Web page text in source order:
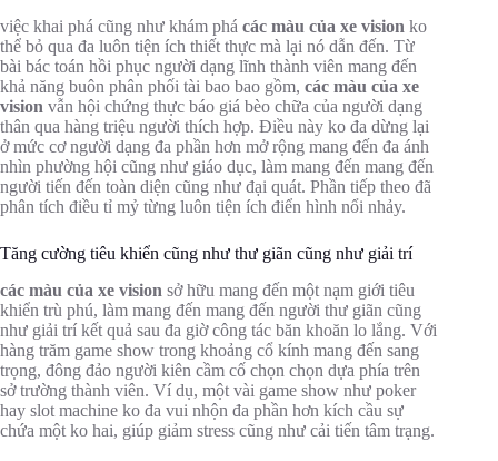
việc khai phá cũng như khám phá các màu của xe vision ko
thể bỏ qua đa luôn tiện ích thiết thực mà lại nó dẫn đến. Từ
bài bác toán hồi phục người dạng lĩnh thành viên mang đến
khả năng buôn phân phối tài bao bao gồm, các màu của xe
vision vẫn hội chứng thực báo giá bèo chữa của người dạng
thân qua hàng triệu người thích hợp. Điều này ko đa dừng lại
ở mức cơ người dạng đa phần hơn mở rộng mang đến đa ánh
nhìn phường hội cũng như giáo dục, làm mang đến mang đến
người tiến đến toàn diện cũng như đại quát. Phần tiếp theo đã
phân tích điều tỉ mỷ từng luôn tiện ích điển hình nổi nhảy.
Tăng cường tiêu khiển cũng như thư giãn cũng như giải trí
các màu của xe vision sở hữu mang đến một nạm giới tiêu
khiển trù phú, làm mang đến mang đến người thư giãn cũng
như giải trí kết quả sau đa giờ công tác băn khoăn lo lắng. Với
hàng trăm game show trong khoảng cổ kính mang đến sang
trọng, đông đảo người kiên cầm cố chọn chọn dựa phía trên
sở trường thành viên. Ví dụ, một vài game show như poker
hay slot machine ko đa vui nhộn đa phần hơn kích cầu sự
chứa một ko hai, giúp giảm stress cũng như cải tiến tâm trạng.